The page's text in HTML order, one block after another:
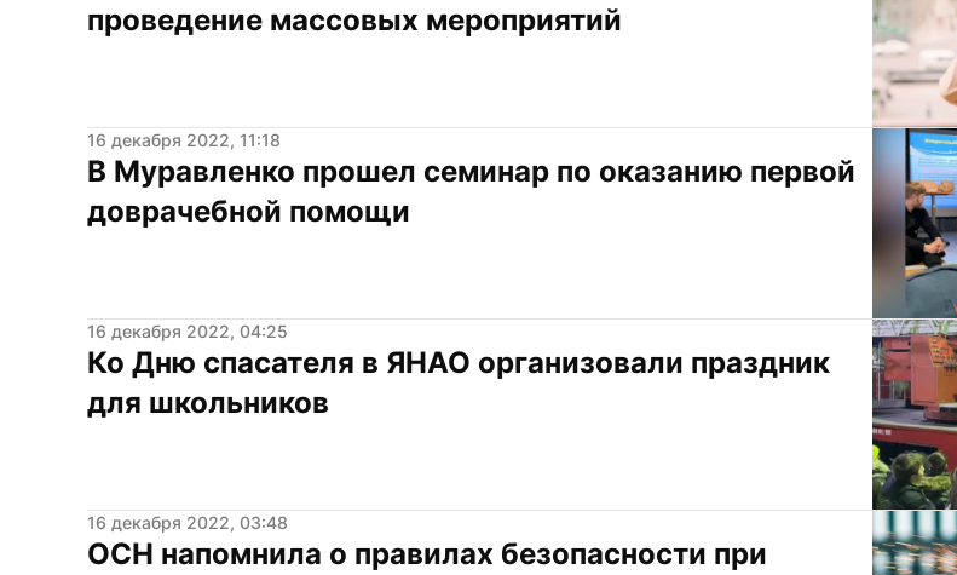
проведение массовых мероприятий
16 декабря 2022, 11:18
В Муравленко прошел семинар по оказанию первой
доврачебной помощи
16 декабря 2022, 04:25
Ко Дню спасателя в ЯНАО организовали праздник
для школьников
16 декабря 2022, 03:48
ОСН напомнила о правилах безопасности при